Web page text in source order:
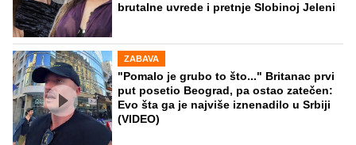
brutalne uvrede i pretnje Slobinoj Jeleni
ZABAVA
"Pomalo je grubo to što..." Britanac prvi
put posetio Beograd, pa ostao zatečen:
Evo šta ga je najviše iznenadilo u Srbiji
(VIDEO)